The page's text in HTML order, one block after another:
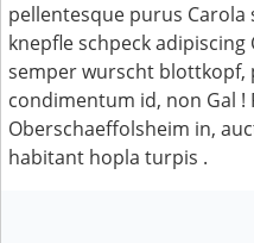
pellentesque purus
knepfle schpeck
semper wurscht blottkopf,
condimentum id, non Gal
Oberschaeffolsheim in,
habitant hopla turpis .